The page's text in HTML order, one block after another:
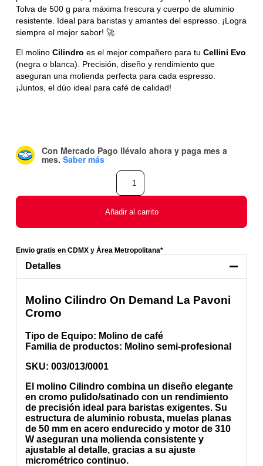
Tolva de 500 g para máxima frescura y cuerpo de aluminio
resistente. Ideal para baristas y amantes del espresso. ¡Logra
siempre el mejor sabor! 🚀
El molinoCilindro es el mejor compañero para tu Cellini Evo
(negra o blanca). Precisión, diseño y rendimiento que
aseguran una molienda perfecta para cada espresso.
¡Juntos, el dúo ideal para café de calidad!
Con Mercado Pago llévalo ahora y paga mes a
mes. Saber más
Añadir al carrito
Envio gratis en CDMX y Área Metropolitana*
Detalles
Molino Cilindro On Demand La Pavoni
Cromo
Tipo de Equipo: Molino de café
Familia de productos: Molino semi-profesional
SKU: 003/013/0001
El molinoCilindrocombina un diseño elegante
en cromo pulido/satinadocon un rendimiento
de precisión ideal para baristas exigentes. Su
estructura de aluminio robusta, muelas planas
de 50 mmen acero endurecido y motor de 310
Waseguran una molienda consistente y
ajustable al detalle, gracias a su ajuste
micrométrico continuo.